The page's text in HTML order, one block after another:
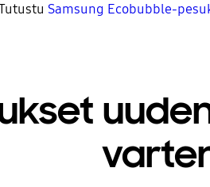
Samsung Ecobubble-